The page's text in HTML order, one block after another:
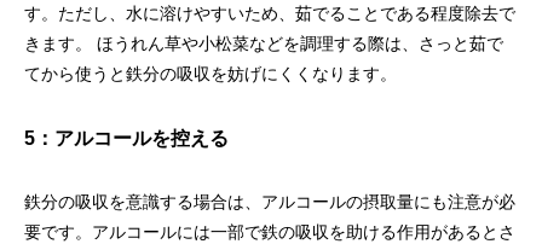
す。ただし、水に溶けやすいため、茹でることである程度除去で
きます。 ほうれん草や小松菜などを調理する際は、さっと茹で
てから使うと鉄分の吸収を妨げにくくなります。
5：アルコールを控える
鉄分の吸収を意識する場合は、アルコールの摂取量にも注意が必
要です。アルコールには一部で鉄の吸収を助ける作用があるとさ